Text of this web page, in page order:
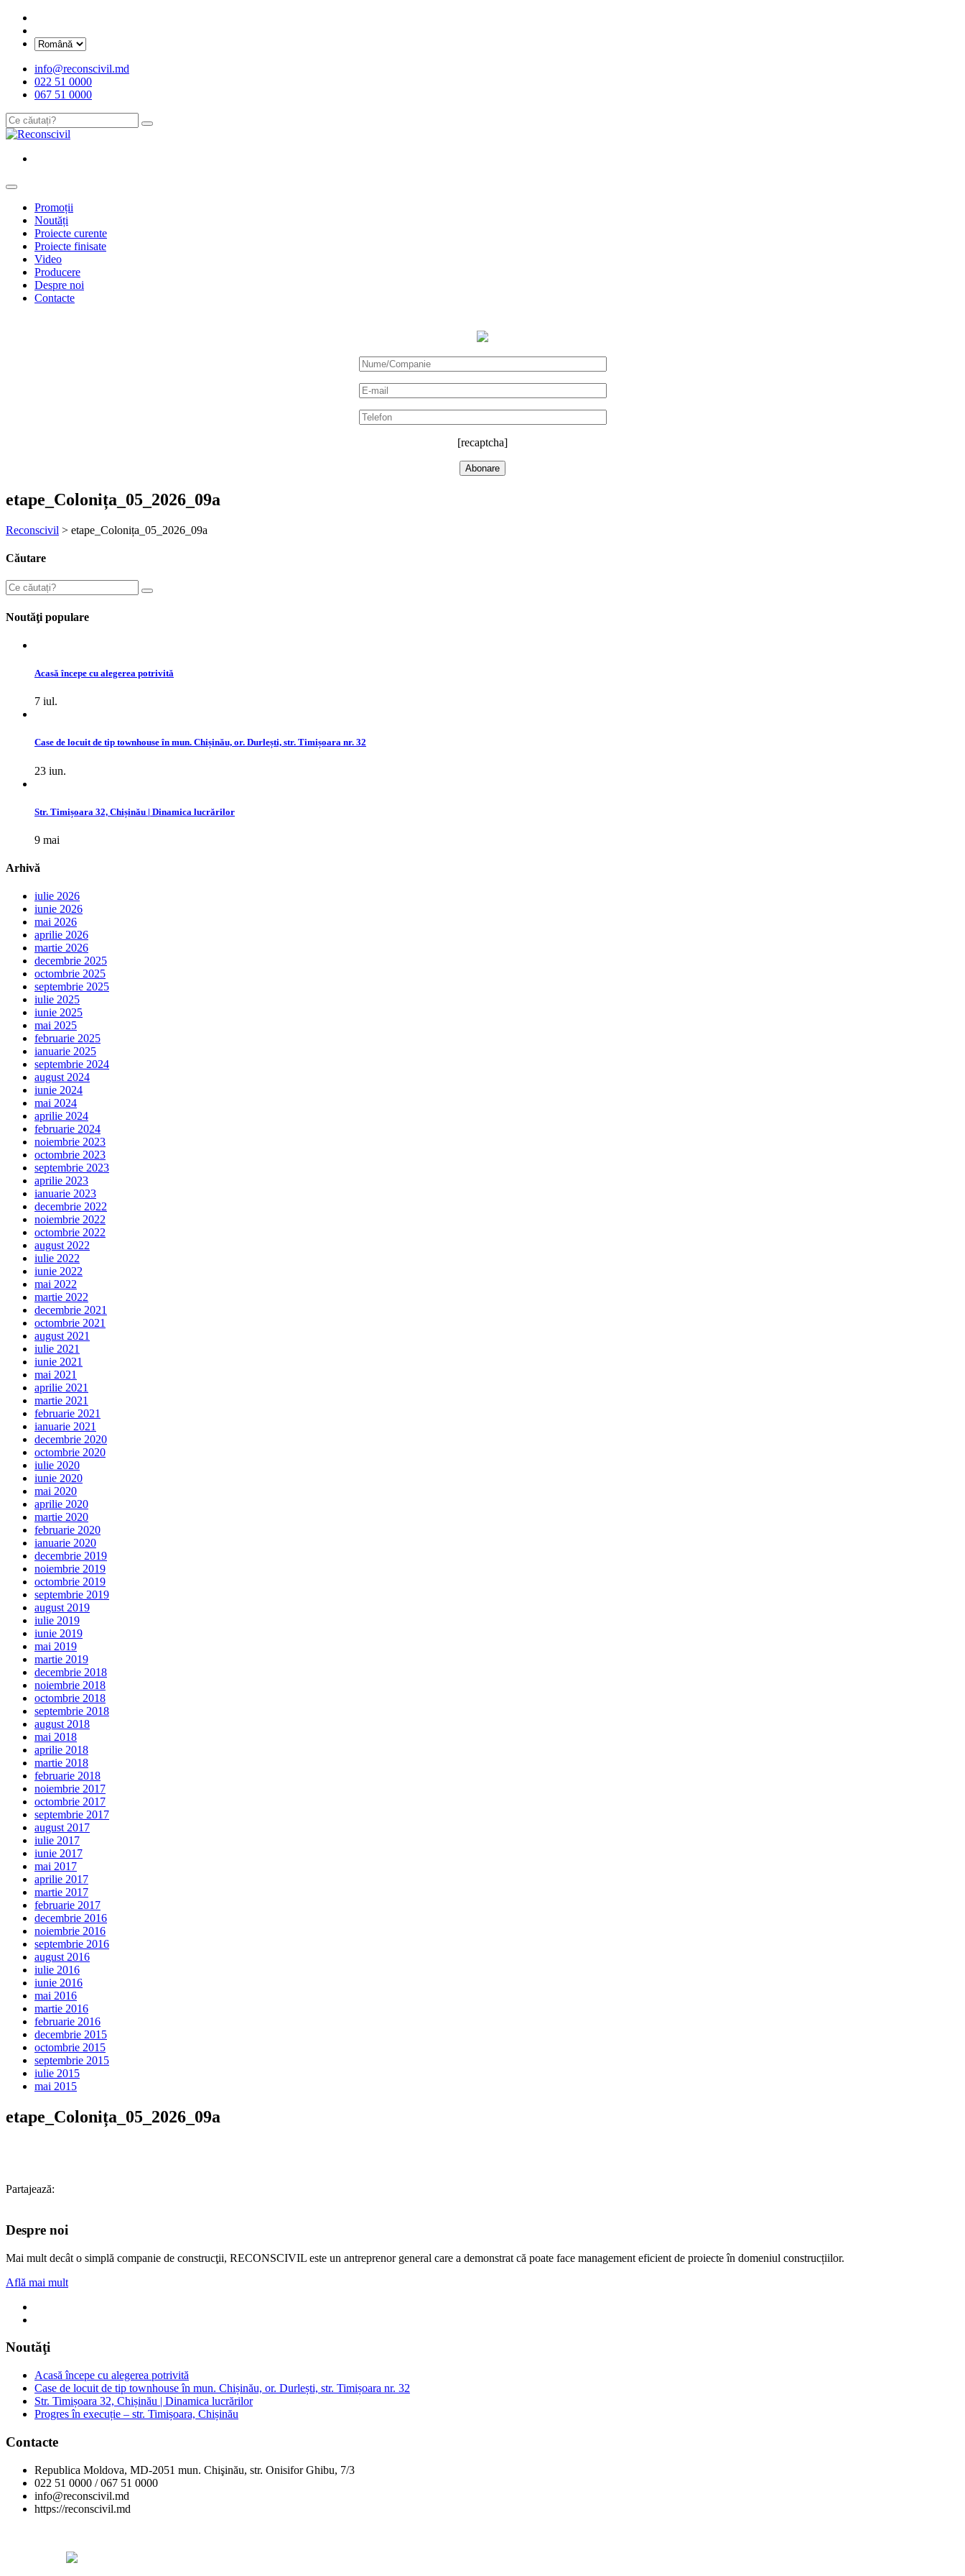
info@reconscivil.md
022 51 0000
067 51 0000
Promoții
Noutăți
Proiecte curente
Proiecte finisate
Video
Producere
Despre noi
Contacte
[recaptcha]
etape_Colonița_05_2026_09a
Reconscivil > etape_Colonița_05_2026_09a
Căutare
Noutăţi populare
Acasă începe cu alegerea potrivită
7 iul.
Case de locuit de tip townhouse în mun. Chișinău, or. Durlești, str. Timișoara nr. 32
23 iun.
Str. Timișoara 32, Chișinău | Dinamica lucrărilor
9 mai
Arhivă
iulie 2026
iunie 2026
mai 2026
aprilie 2026
martie 2026
decembrie 2025
octombrie 2025
septembrie 2025
iulie 2025
iunie 2025
mai 2025
februarie 2025
ianuarie 2025
septembrie 2024
august 2024
iunie 2024
mai 2024
aprilie 2024
februarie 2024
noiembrie 2023
octombrie 2023
septembrie 2023
aprilie 2023
ianuarie 2023
decembrie 2022
noiembrie 2022
octombrie 2022
august 2022
iulie 2022
iunie 2022
mai 2022
martie 2022
decembrie 2021
octombrie 2021
august 2021
iulie 2021
iunie 2021
mai 2021
aprilie 2021
martie 2021
februarie 2021
ianuarie 2021
decembrie 2020
octombrie 2020
iulie 2020
iunie 2020
mai 2020
aprilie 2020
martie 2020
februarie 2020
ianuarie 2020
decembrie 2019
noiembrie 2019
octombrie 2019
septembrie 2019
august 2019
iulie 2019
iunie 2019
mai 2019
martie 2019
decembrie 2018
noiembrie 2018
octombrie 2018
septembrie 2018
august 2018
mai 2018
aprilie 2018
martie 2018
februarie 2018
noiembrie 2017
octombrie 2017
septembrie 2017
august 2017
iulie 2017
iunie 2017
mai 2017
aprilie 2017
martie 2017
februarie 2017
decembrie 2016
noiembrie 2016
septembrie 2016
august 2016
iulie 2016
iunie 2016
mai 2016
martie 2016
februarie 2016
decembrie 2015
octombrie 2015
septembrie 2015
iulie 2015
mai 2015
etape_Colonița_05_2026_09a
Partajează:
Despre noi
Mai mult decât o simplă companie de construcţii, RECONSCIVIL este un antreprenor general care a demonstrat că poate face management eficient de proiecte în domeniul construcțiilor.
Află mai mult
Noutăţi
Acasă începe cu alegerea potrivită
Case de locuit de tip townhouse în mun. Chișinău, or. Durlești, str. Timișoara nr. 32
Str. Timișoara 32, Chișinău | Dinamica lucrărilor
Progres în execuție – str. Timișoara, Chișinău
Contacte
Republica Moldova, MD-2051 mun. Chişinău, str. Onisifor Ghibu, 7/3
022 51 0000 / 067 51 0000
info@reconscivil.md
https://reconscivil.md